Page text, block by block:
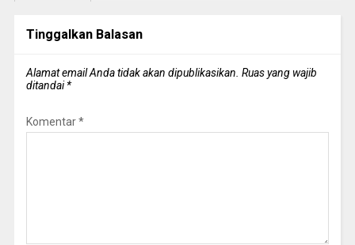
Tinggalkan Balasan
Alamat email Anda tidak akan dipublikasikan. Ruas yang wajib
ditandai*
Komentar*